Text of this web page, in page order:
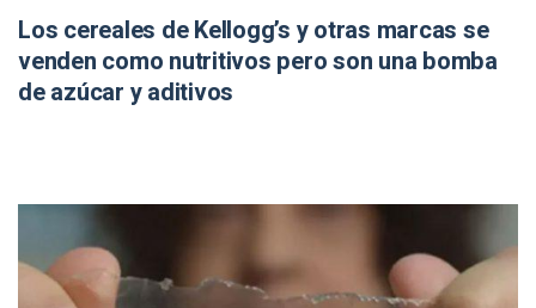
Los cereales de Kellogg’s y otras marcas se
venden como nutritivos pero son una bomba
de azúcar y aditivos